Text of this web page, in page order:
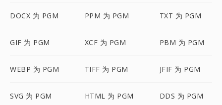
DOCX 为 PGM PPM 为 PGM TXT 为 PGM
GIF 为 PGM XCF 为 PGM PBM 为 PGM
WEBP 为 PGM TIFF 为 PGM JFIF 为 PGM
SVG 为 PGM HTML 为 PGM DDS 为 PGM